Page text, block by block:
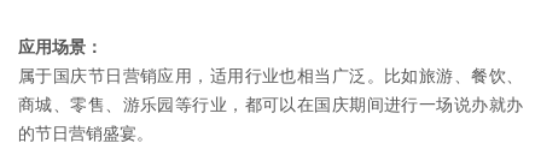
应用场景：
属于国庆节日营销应用，适用行业也相当广泛。比如旅游、餐饮、
商城、零售、游乐园等行业，都可以在国庆期间进行一场说办就办
的节日营销盛宴。